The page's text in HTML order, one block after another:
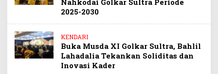
Nahkodai Golkar Sultra Periode
2025-2030
KENDARI
Buka Musda XI Golkar Sultra, Bahlil
Lahadalia Tekankan Soliditas dan
Inovasi Kader